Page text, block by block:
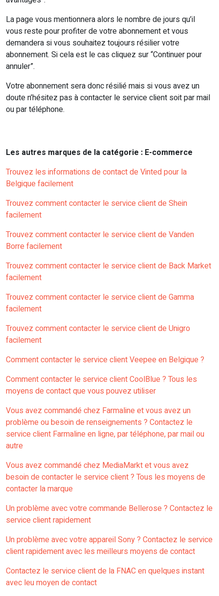
La page vous mentionnera alors le nombre de jours qu’il
vous reste pour profiter de votre abonnement et vous
demandera si vous souhaitez toujours résilier votre
abonnement. Si cela est le cas cliquez sur “Continuer pour
annuler”.
Votre abonnement sera donc résilié mais si vous avez un
doute n’hésitez pas à contacter le service client soit par mail
ou par téléphone.
Les autres marques de la catégorie : E-commerce
Trouvez les informations de contact de Vinted pour la
Belgique facilement
Trouvez comment contacter le service client de Shein
facilement
Trouvez comment contacter le service client de Vanden
Borre facilement
Trouvez comment contacter le service client de Back Market
facilement
Trouvez comment contacter le service client de Gamma
facilement
Trouvez comment contacter le service client de Unigro
facilement
Comment contacter le service client Veepee en Belgique ?
Comment contacter le service client CoolBlue ? Tous les
moyens de contact que vous pouvez utiliser
Vous avez commandé chez Farmaline et vous avez un
problème ou besoin de renseignements ? Contactez le
service client Farmaline en ligne, par téléphone, par mail ou
autre
Vous avez commandé chez MediaMarkt et vous avez
besoin de contacter le service client ? Tous les moyens de
contacter la marque
Un problème avec votre commande Bellerose ? Contactez le
service client rapidement
Un problème avec votre appareil Sony ? Contactez le service
client rapidement avec les meilleurs moyens de contact
Contactez le service client de la FNAC en quelques instant
avec leu moyen de contact